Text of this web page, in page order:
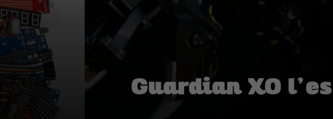
Guardian XO